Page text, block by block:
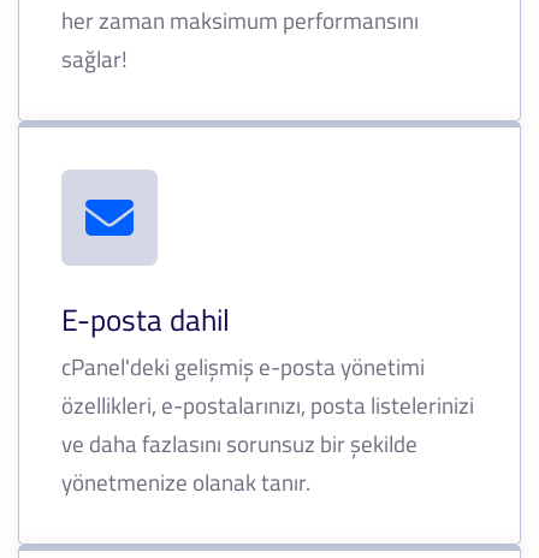
her zaman maksimum performansını
sağlar!
E-posta dahil
cPanel'deki gelişmiş e-posta yönetimi
özellikleri, e-postalarınızı, posta listelerinizi
ve daha fazlasını sorunsuz bir şekilde
yönetmenize olanak tanır.